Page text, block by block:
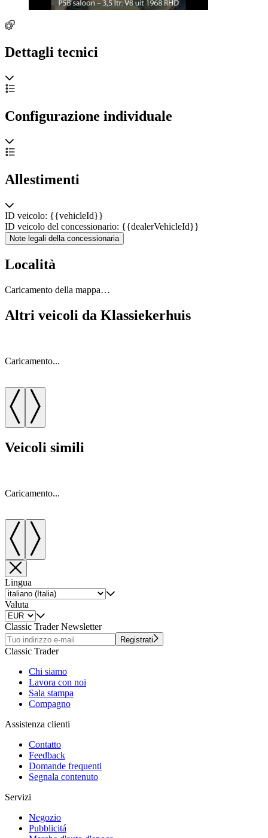
Dettagli tecnici
Configurazione individuale
Allestimenti
ID veicolo: {{vehicleId}}
ID veicolo del concessionario: {{dealerVehicleId}}
Note legali della concessionaria
Località
Caricamento della mappa…
Altri veicoli da Klassiekerhuis
Caricamento...
Veicoli simili
Caricamento...
Lingua
Valuta
Classic Trader Newsletter
Registrati
Classic Trader
Chi siamo
Lavora con noi
Sala stampa
Compagno
Assistenza clienti
Contatto
Feedback
Domande frequenti
Segnala contenuto
Servizi
Negozio
Pubblicitá